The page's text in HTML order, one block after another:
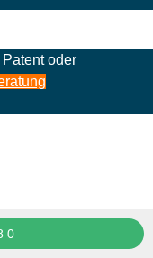
0
oder